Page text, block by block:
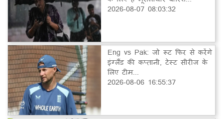
2026-08-07 08:03:32
Eng vs Pak: जो रूट फिर से करेंगे
इंग्लैंड की कप्तानी, टेस्ट सीरीज के
लिए टीम...
2026-08-06 16:55:37